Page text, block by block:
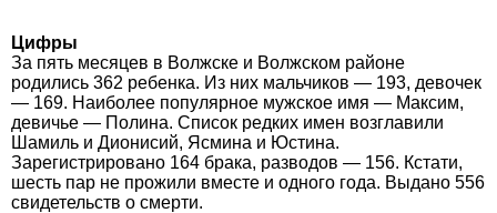
Цифры
За пять месяцев в Волжске и Волжском районе
родились 362 ребенка. Из них мальчиков — 193, девочек
— 169. Наиболее популярное мужское имя — Максим,
девичье — Полина. Список редких имен возглавили
Шамиль и Дионисий, Ясмина и Юстина.
Зарегистрировано 164 брака, разводов — 156. Кстати,
шесть пар не прожили вместе и одного года. Выдано 556
свидетельств о смерти.